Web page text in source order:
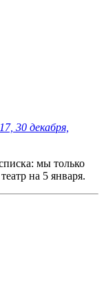
30 декабря,
мы только
на 5 января.